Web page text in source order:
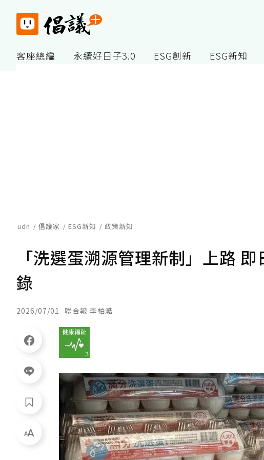
客座總編 永續好日子3.0 ESG創新 ESG新知
udn 倡議家 ESG新知 政策新知
「洗選蛋溯源管理新制」上路
錄
2026/07/01 聯合報 李柏澔